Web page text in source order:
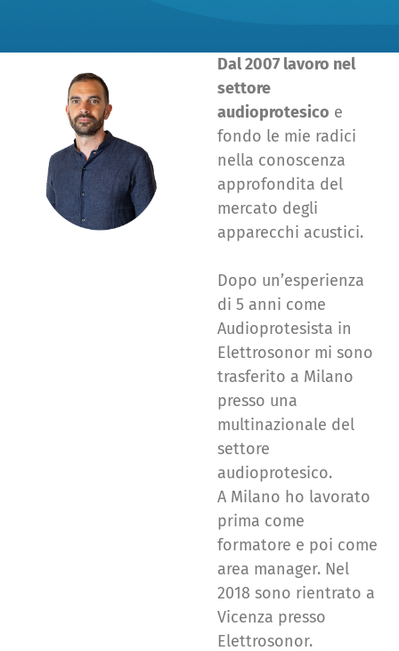
Dal 2007 lavoro nel
settore
audioprotesico e
fondo le mie radici
nella conoscenza
approfondita del
mercato degli
apparecchi acustici.
Dopo un’esperienza
di 5 anni come
Audioprotesista in
Elettrosonor mi sono
trasferito a Milano
presso una
multinazionale del
settore
audioprotesico.
A Milano ho lavorato
prima come
formatore e poi come
area manager. Nel
2018 sono rientrato a
Vicenza presso
Elettrosonor.